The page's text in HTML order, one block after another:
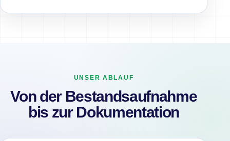
UNSER ABLAUF
Von der Bestandsaufnahme
bis zur Dokumentation